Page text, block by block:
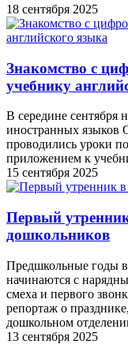
18 сентября 2025
Знакомство с
учебнику
В середине сентября
иностранных языков
проводились уроки
приложением к
15 сентября 2025
Первый
дошкольников
Предшкольные годы
начинаются с
смеха и первого
репортаж о
дошкольном
13 сентября 2025